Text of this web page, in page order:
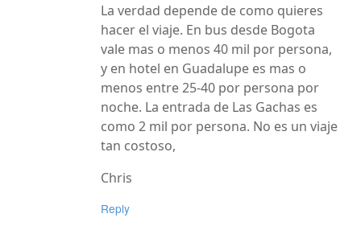
La verdad depende de como quieres
hacer el viaje. En bus desde Bogota
vale mas o menos 40 mil por persona,
y en hotel en Guadalupe es mas o
menos entre 25-40 por persona por
noche. La entrada de Las Gachas es
como 2 mil por persona. No es un viaje
tan costoso,
Chris
Reply